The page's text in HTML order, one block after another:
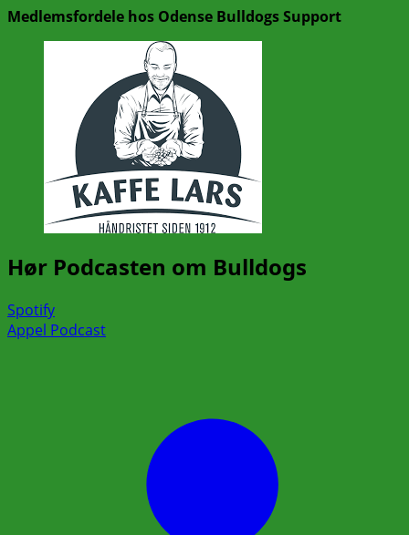
Medlemsfordele hos Odense Bulldogs Support
Hør Podcasten om Bulldogs
Spotify
Appel Podcast